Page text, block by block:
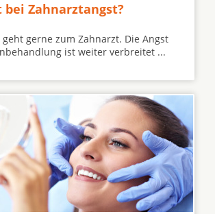
Zahnarztangst?
gerne zum Zahnarzt. Die Angst
ist weiter verbreitet ...